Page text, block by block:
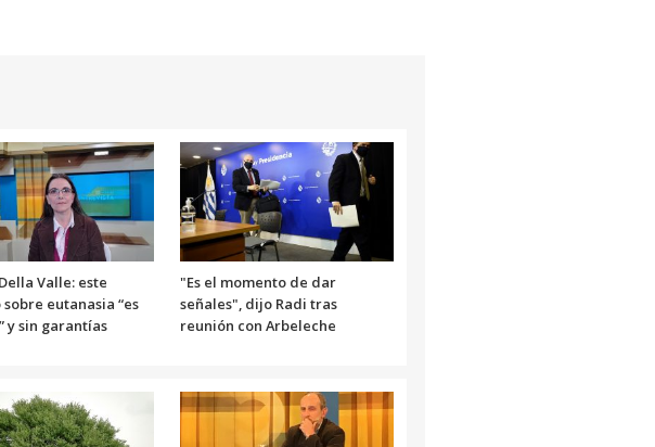
Valle: este
eutanasia “es
y sin garantías
"Es el momento de dar
señales", dijo Radi tras
reunión con Arbeleche